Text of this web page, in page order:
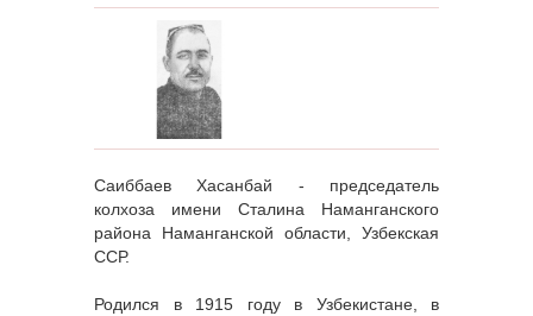
Саиббаев Хасанбай - председатель
колхоза имени Сталина Наманганского
района Наманганской области, Узбекская
ССР.
Родился в 1915 году в Узбекистане, в